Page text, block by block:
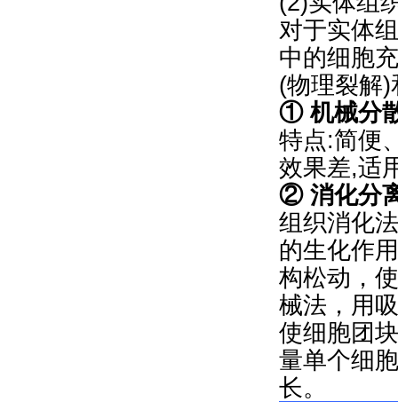
对于实体
中的细胞
(物理裂解
① 机械分
特点:简便
效果差,适
② 消化分
组织消化
的生化作
构松动，
械法，用
使细胞团
量单个细
长。